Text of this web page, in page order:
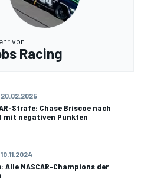
von
Racing
20.02.2025
Strafe: Chase Briscoe nach
mit negativen Punkten
10.11.2024
Alle NASCAR-Champions der